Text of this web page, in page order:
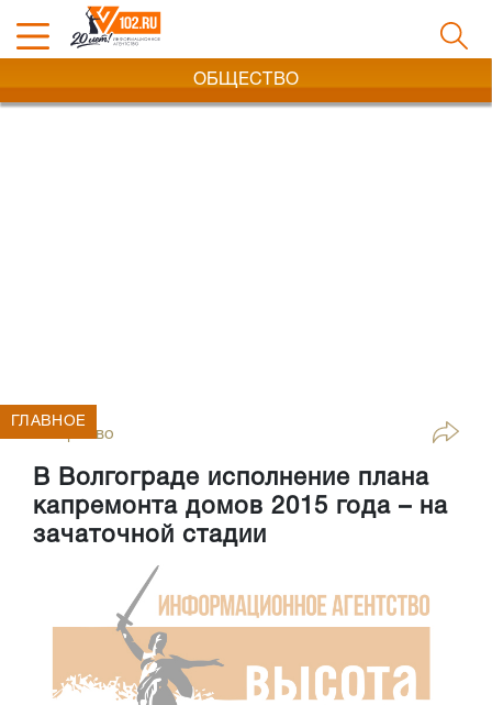
ОБЩЕСТВО
Общество
В Волгограде исполнение плана
капремонта домов 2015 года – на
зачаточной стадии
ГЛАВНОЕ